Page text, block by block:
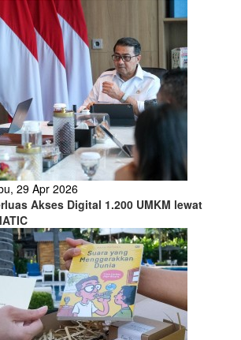
29 Apr 2026
Akses Digital 1.200 UMKM lewat